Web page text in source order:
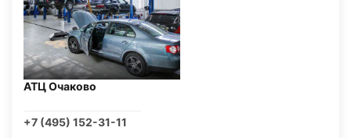
АТЦ Очаково
+7 (495) 152-31-11